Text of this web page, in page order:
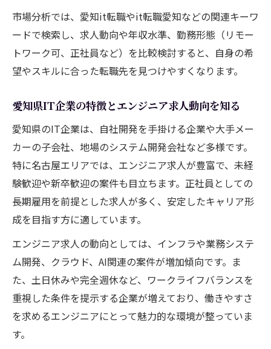
愛知県で未経験歓迎のIT求人を見つけるコ
ツ
現場で役立つエンジニアスキルの習得法
例
多様な働き方が叶うエンジニアの選択
エンジニアに広がるリモートワークの可能
性
愛知県IT企業が実現する柔軟な勤務制度
エンジニア転職で叶えるワークライフバラ
ンス
働き方改革が進む愛知のIT業界の現状
エンジニアが選ぶ新しい働き方の選択肢
新卒エンジニアが注目すべき成長ポイント
新卒エンジニアが愛知で学ぶべき基礎スキ
ル
市場分析では、愛知it転職やit転職愛知などの関連キーワ
ードで検索し、求人動向や年収水準、勤務形態（リモー
トワーク可、正社員など）を比較検討すると、自身の希
望やスキルに合った転職先を見つけやすくなります。
愛知県IT企業の特徴とエンジニア求人動向を知る
愛知県のIT企業は、自社開発を手掛ける企業や大手メー
カーの子会社、地場のシステム開発会社など多様です。
特に名古屋エリアでは、エンジニア求人が豊富で、未経
験歓迎や新卒歓迎の案件も目立ちます。正社員としての
長期雇用を前提とした求人が多く、安定したキャリア形
成を目指す方に適しています。
エンジニア求人の動向としては、インフラや業務システ
ム開発、クラウド、AI関連の案件が増加傾向です。ま
た、土日休みや完全週休など、ワークライフバランスを
重視した条件を提示する企業が増えており、働きやすさ
を求めるエンジニアにとって魅力的な環境が整っていま
す。